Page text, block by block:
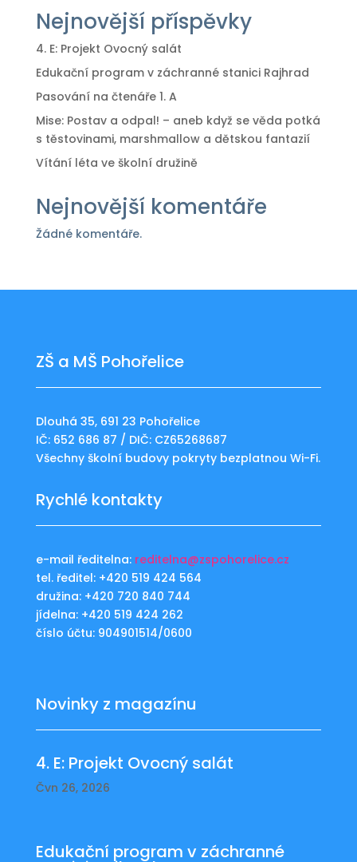
Nejnovější příspěvky
4. E: Projekt Ovocný salát
Edukační program v záchranné stanici Rajhrad
Pasování na čtenáře 1. A
Mise: Postav a odpal! – aneb když se věda potká
s těstovinami, marshmallow a dětskou fantazií
Vítání léta ve školní družině
Nejnovější komentáře
Žádné komentáře.
ZŠ a MŠ Pohořelice
Dlouhá 35, 691 23 Pohořelice
IČ: 652 686 87 / DIČ: CZ65268687
Všechny školní budovy pokryty bezplatnou Wi-Fi.
Rychlé kontakty
e-mail ředitelna: reditelna@zspohorelice.cz
tel. ředitel: +420 519 424 564
družina: +420 720 840 744
jídelna: +420 519 424 262
číslo účtu: 904901514/0600
Novinky z magazínu
4. E: Projekt Ovocný salát
Čvn 26, 2026
Edukační program v záchranné